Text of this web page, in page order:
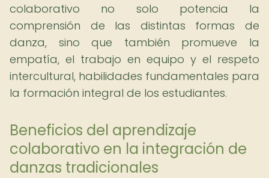
colaborativo no solo potencia la
comprensión de las distintas formas de
danza, sino que también promueve la
empatía, el trabajo en equipo y el respeto
intercultural, habilidades fundamentales para
la formación integral de los estudiantes.
Beneficios del aprendizaje
colaborativo en la integración de
danzas tradicionales